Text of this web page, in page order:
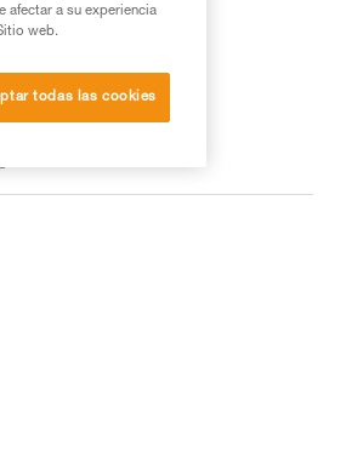
afectar a su experiencia
web.
todas las cookies